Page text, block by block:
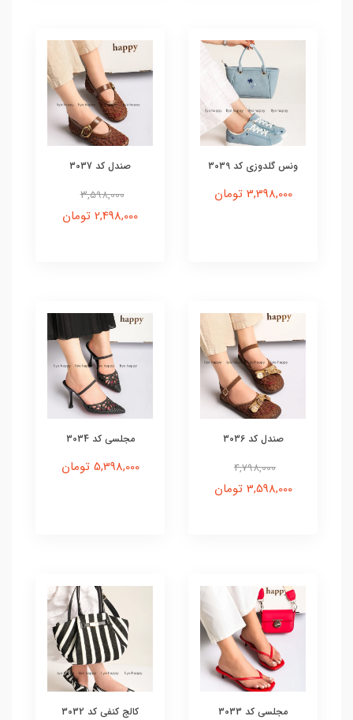
ونس گلدوزی کد 3039
3,398,000 تومان
صندل کد 3037
3,598,000
2,498,000 تومان
صندل کد 3036
4,798,000
3,598,000 تومان
مجلسی کد 3034
5,398,000 تومان
مجلسی کد 3033 کالج کنفی کد 3032